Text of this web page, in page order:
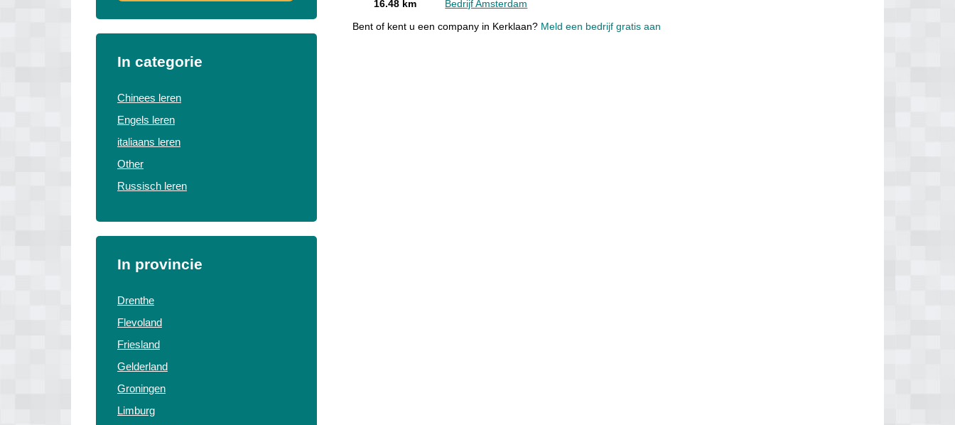
In categorie
Chinees leren
Engels leren
italiaans leren
Other
Russisch leren
In provincie
Drenthe
Flevoland
Friesland
Gelderland
Groningen
Limburg
16.48 km Bedrijf Amsterdam
Bent of kent u een company in Kerklaan? Meld een bedrijf gratis aan